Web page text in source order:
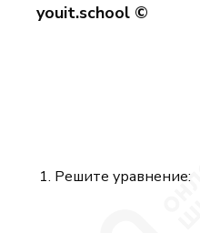
youit.school ©
Решите уравнение: